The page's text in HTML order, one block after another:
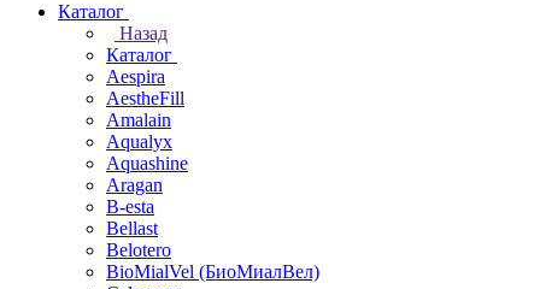
Каталог
Назад
Каталог
Aespira
AestheFill
Amalain
Aqualyx
Aquashine
Aragan
B-esta
Bellast
Belotero
BioMialVel (БиоМиалВел)